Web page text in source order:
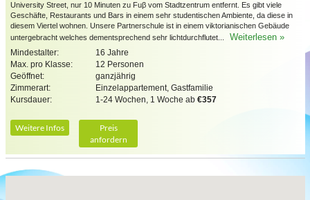
University Street, nur 10 Minuten zu Fuβ vom Stadtzentrum entfernt. Es gibt viele
Geschäfte, Restaurants und Bars in einem sehr studentischen Ambiente, da diese in
diesem Viertel wohnen. Unsere Partnerschule ist in einem viktorianischen Gebäude
untergebracht welches dementsprechend sehr lichtdurchflutet...
Weiterlesen »
Mindestalter:
16 Jahre
Max. pro Klasse:
12 Personen
Geöffnet:
ganzjährig
Zimmerart:
Einzelappartement, Gastfamilie
Kursdauer:
1-24 Wochen, 1 Woche ab €357
Weitere Infos
Preis
anfordern